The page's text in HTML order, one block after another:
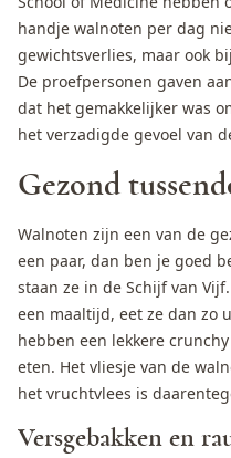
handje walnoten per dag
gewichtsverlies, maar ook
De proefpersonen gaven
dat het gemakkelijker was
het verzadigde gevoel van
Gezond
Walnoten zijn een van de
een paar, dan ben je goed
staan ze in de Schijf van
een maaltijd, eet ze dan zo
hebben een lekkere
eten. Het vliesje van de
het vruchtvlees is
Versgebakken en